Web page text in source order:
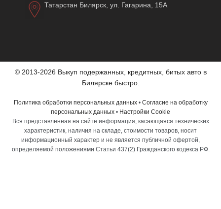
Татарстан Билярск, ул. Гагарина, 15А
© 2013-2026 Выкуп подержанных, кредитных, битых авто в
Билярске быстро.
Политика обработки персональных данных• Согласие на обработку
персональных данных • Настройки Cookie
Вся представленная на сайте информация, касающаяся технических
характеристик, наличия на складе, стоимости товаров, носит
информационный характер и не является публичной офертой,
определяемой положениями Статьи 437(2) Гражданского кодекса РФ.